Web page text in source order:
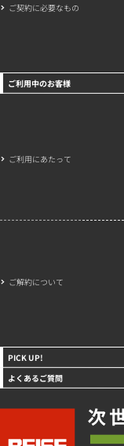
ご契約に必要なもの
ご利用中のお客様
ご利用にあたって
ご解約について
PICK UP!
よくあるご質問